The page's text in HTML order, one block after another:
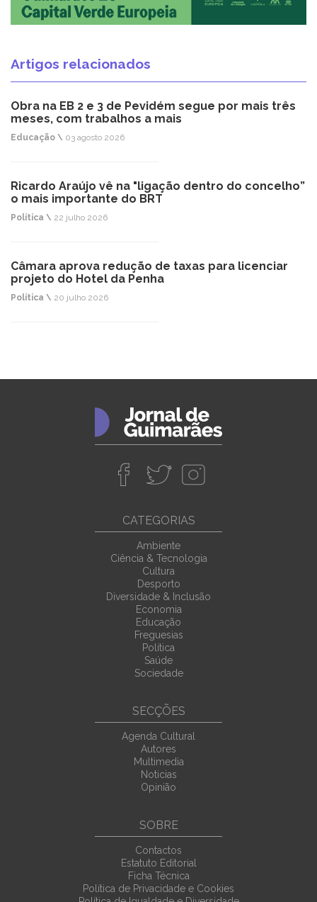
Artigos relacionados
Obra na EB 2 e 3 de Pevidém segue por mais três
meses, com trabalhos a mais
Educação \ 03 agosto 2026
Ricardo Araújo vê na "ligação dentro do concelho”
o mais importante do BRT
Política \ 22 julho 2026
Câmara aprova redução de taxas para licenciar
projeto do Hotel da Penha
Política \ 20 julho 2026
CATEGORIAS
Ambiente
Ciência & Tecnologia
Cultura
Desporto
Diversidade & Inclusão
Economia
Educação
Freguesias
Política
Saúde
Sociedade
SECÇÕES
Agenda Cultural
Autores
Multimedia
Noticias
Opinião
SOBRE
Contactos
Estatuto Editorial
Ficha Técnica
Política de Privacidade e Cookies